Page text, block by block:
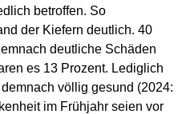
betroffen. So
der Kiefern deutlich. 40
deutliche Schäden
es 13 Prozent. Lediglich
völlig gesund (2024:
im Frühjahr seien vor